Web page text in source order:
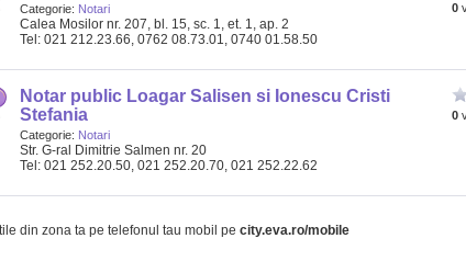
0
Categorie: Notari
Calea Mosilor nr. 207, bl. 15, sc. 1, et. 1, ap. 2
Tel: 021 212.23.66, 0762 08.73.01, 0740 01.58.50
0
Notar public Loagar Salisen si Ionescu Cristi
Stefania
Categorie: Notari
Str. G-ral Dimitrie Salmen nr. 20
Tel: 021 252.20.50, 021 252.20.70, 021 252.22.62
din zona ta pe telefonul tau mobil pe city.eva.ro/mobile